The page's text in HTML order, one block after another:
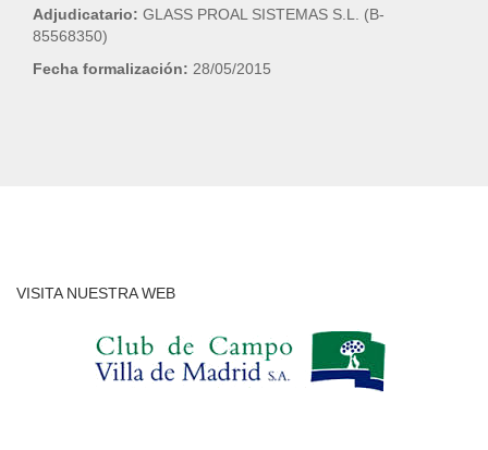
Adjudicatario: GLASS PROAL SISTEMAS S.L. (B-
85568350)
Fecha formalización: 28/05/2015
VISITA NUESTRA WEB